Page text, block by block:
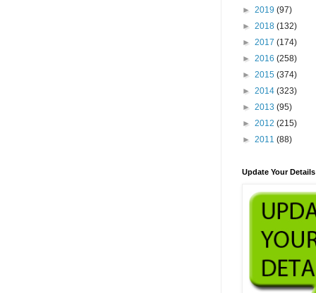
► 2019 (97)
► 2018 (132)
► 2017 (174)
► 2016 (258)
► 2015 (374)
► 2014 (323)
► 2013 (95)
► 2012 (215)
► 2011 (88)
Update Your Details